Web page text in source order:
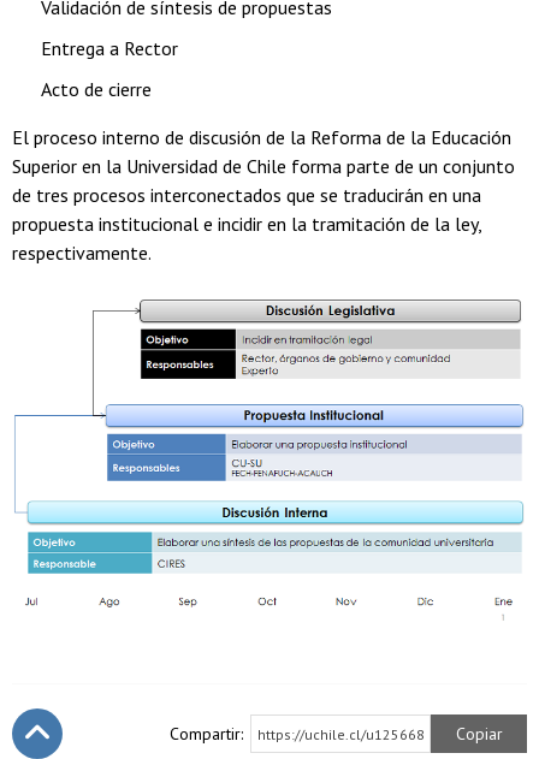
Validación de síntesis de propuestas
Entrega a Rector
Acto de cierre
El proceso interno de discusión de la Reforma de la Educación
Superior en la Universidad de Chile forma parte de un conjunto
de tres procesos interconectados que se traducirán en una
propuesta institucional e incidir en la tramitación de la ley,
respectivamente.
Compartir: https://uchile.cl/u125668 Copiar